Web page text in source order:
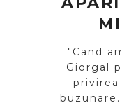
"Cand
Giorgal
privirea